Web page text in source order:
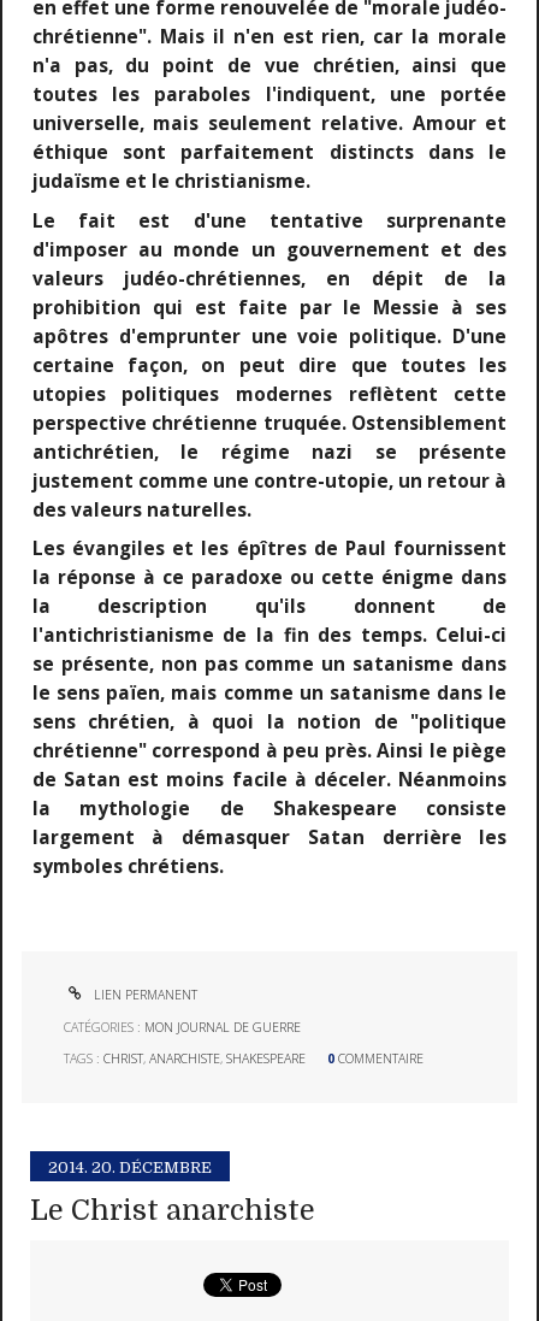
en effet une forme renouvelée de "morale judéo-
chrétienne". Mais il n'en est rien, car la morale
n'a pas, du point de vue chrétien, ainsi que
toutes les paraboles l'indiquent, une portée
universelle, mais seulement relative. Amour et
éthique sont parfaitement distincts dans le
judaïsme et le christianisme.
Le fait est d'une tentative surprenante
d'imposer au monde un gouvernement et des
valeurs judéo-chrétiennes, en dépit de la
prohibition qui est faite par le Messie à ses
apôtres d'emprunter une voie politique. D'une
certaine façon, on peut dire que toutes les
utopies politiques modernes reflètent cette
perspective chrétienne truquée. Ostensiblement
antichrétien, le régime nazi se présente
justement comme une contre-utopie, un retour à
des valeurs naturelles.
Les évangiles et les épîtres de Paul fournissent
la réponse à ce paradoxe ou cette énigme dans
la description qu'ils donnent de
l'antichristianisme de la fin des temps. Celui-ci
se présente, non pas comme un satanisme dans
le sens païen, mais comme un satanisme dans le
sens chrétien, à quoi la notion de "politique
chrétienne" correspond à peu près. Ainsi le piège
de Satan est moins facile à déceler. Néanmoins
la mythologie de Shakespeare consiste
largement à démasquer Satan derrière les
symboles chrétiens.
LIEN PERMANENT
CATÉGORIES : MON JOURNAL DE GUERRE
TAGS :CHRIST,ANARCHISTE,SHAKESPEARE 0 COMMENTAIRE
2014. 20. DÉCEMBRE
Le Christ anarchiste